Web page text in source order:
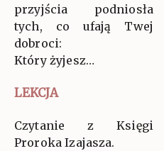
przyjścia podniosła
tych, co ufają Twej
dobroci:
Który żyjesz…
LEKCJA
Czytanie z Księgi
Proroka Izajasza.